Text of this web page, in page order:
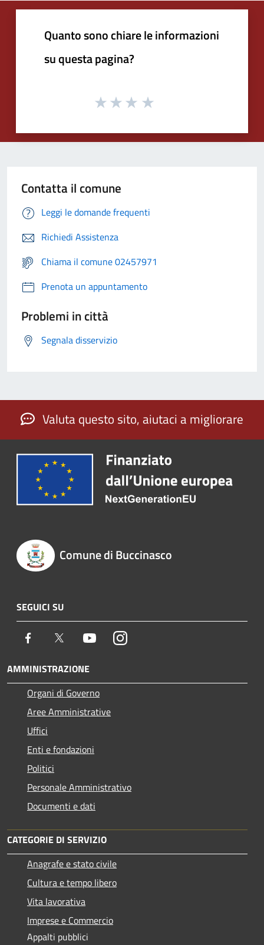
Quanto sono chiare le informazioni
su questa pagina?
Contatta il comune
Leggi le domande frequenti
Richiedi Assistenza
Chiama il comune 02457971
Prenota un appuntamento
Problemi in città
Segnala disservizio
Valuta questo sito, aiutaci a migliorare
Comune di Buccinasco
SEGUICI SU
Facebook Twitter YoutubeInstagram
AMMINISTRAZIONE
Organi di Governo
Aree Amministrative
Uffici
Enti e fondazioni
Politici
Personale Amministrativo
Documenti e dati
CATEGORIE DI SERVIZIO
Anagrafe e stato civile
Cultura e tempo libero
Vita lavorativa
Imprese e Commercio
Appalti pubblici